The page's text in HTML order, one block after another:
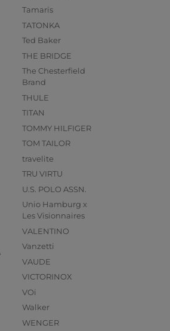
Tamaris
TATONKA
Ted Baker
THE BRIDGE
The Chesterfield
Brand
THULE
TITAN
TOMMY HILFIGER
TOM TAILOR
travelite
TRU VIRTU
U.S. POLO ASSN.
Unio Hamburg x
Les Visionnaires
VALENTINO
Vanzetti
VAUDE
VICTORINOX
VOi
Walker
WENGER